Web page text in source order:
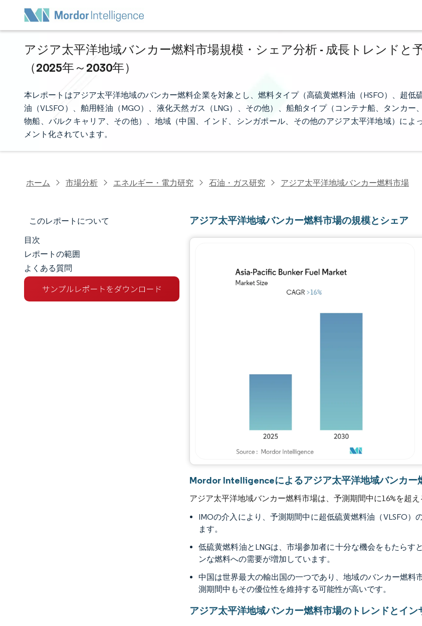
アジア太平洋地域バンカー燃料市場規模・シェア分析 - 成長トレンドと
（2025年～2030年）
本レポートはアジア太平洋地域のバンカー燃料企業を対象とし、燃料タイプ（高硫黄燃料油（HSFO）、超低
油（VLSFO）、舶用軽油（MGO）、液化天然ガス（LNG）、その他）、船舶タイプ（コンテナ船、タンカー
物船、バルクキャリア、その他）、地域（中国、インド、シンガポール、その他のアジア太平洋地域）によ
メント化されています。
ホーム 市場分析 エネルギー・電力研究 石油・ガス研究 アジア太平洋地域バンカー燃料市場
このレポートについて
マーケットスナップショット
市場概要
主な市場動向
目次
レポートの範囲
よくある質問
アジア太平洋地域バンカー燃料市場の規模とシェア
Mordor Intelligenceによるアジア太平洋地域バンカー
アジア太平洋地域バンカー燃料市場は、予測期間中に16%を超
IMOの介入により、予測期間中に超低硫黄燃料油（VLSFO
ます。
低硫黄燃料油とLNGは、市場参加者に十分な機会をもたら
ンな燃料への需要が増加しています。
中国は世界最大の輸出国の一つであり、地域のバンカー燃
測期間中もその優位性を維持する可能性が高いです。
アジア太平洋地域バンカー燃料市場のトレンドとイン